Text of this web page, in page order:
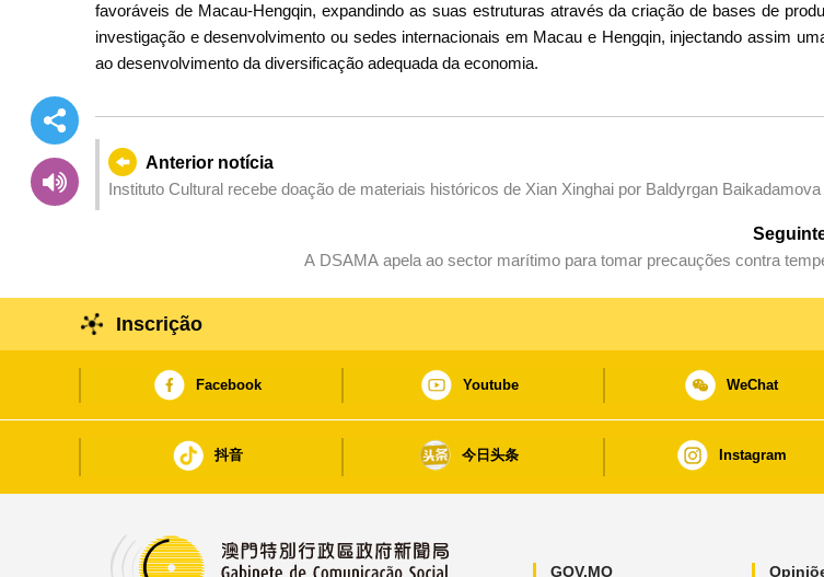
favoráveis de Macau-Hengqin, expandindo as suas estruturas através da criação de bases de
investigação e desenvolvimento ou sedes internacionais em Macau e Hengqin, injectando assim
ao desenvolvimento da diversificação adequada da economia.
Anterior notícia
Instituto Cultural recebe doação de materiais históricos de Xian Xinghai por Baldyrgan Baikadamova
A DSAMA apela ao sector marítimo para tomar precauções contra
Inscrição
Facebook Youtube WeChat
抖音 今日头条 Instagram
GOV.MO